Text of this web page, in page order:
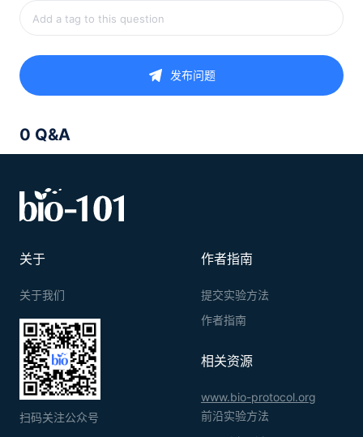
发布问题
0 Q&A
关于
关于我们
扫码关注公众号
作者指南
提交实验方法
作者指南
相关资源
www.bio-protocol.org
前沿实验方法